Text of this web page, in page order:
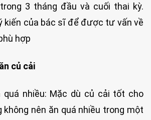
3 tháng đầu và cuối thai kỳ.
kiến của bác sĩ để được tư vấn về
hợp
củ cải
quá nhiều: Mặc dù củ cải tốt cho
không nên ăn quá nhiều trong một